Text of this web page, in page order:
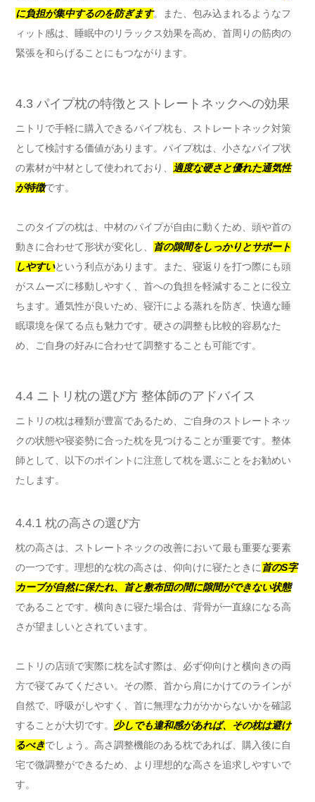
に負担が集中するのを防ぎます。また、包み込まれるようなフ
ィット感は、睡眠中のリラックス効果を高め、首周りの筋肉の
緊張を和らげることにもつながります。
4.3 パイプ枕の特徴とストレートネックへの効果
ニトリで手軽に購入できるパイプ枕も、ストレートネック対策
として検討する価値があります。パイプ枕は、小さなパイプ状
の素材が中材として使われており、
適度な硬さと優れた通気性
が特徴です。
このタイプの枕は、中材のパイプが自由に動くため、頭や首の
動きに合わせて形状が変化し、
首の隙間をしっかりとサポート
しやすいという利点があります。また、寝返りを打つ際にも頭
がスムーズに移動しやすく、首への負担を軽減することに役立
ちます。通気性が良いため、寝汗による蒸れを防ぎ、快適な睡
眠環境を保てる点も魅力です。硬さの調整も比較的容易なた
め、ご自身の好みに合わせて調整することも可能です。
4.4 ニトリ枕の選び方 整体師のアドバイス
ニトリの枕は種類が豊富であるため、ご自身のストレートネッ
クの状態や寝姿勢に合った枕を見つけることが重要です。整体
師として、以下のポイントに注意して枕を選ぶことをお勧めい
たします。
4.4.1 枕の高さの選び方
枕の高さは、ストレートネックの改善において最も重要な要素
の一つです。理想的な枕の高さは、仰向けに寝たときに 首のS字
カーブが自然に保たれ、首と敷布団の間に隙間ができない状態
であることです。横向きに寝た場合は、背骨が一直線になる高
さが望ましいとされています。
ニトリの店頭で実際に枕を試す際は、必ず仰向けと横向きの両
方で寝てみてください。その際、首から肩にかけてのラインが
自然で、呼吸がしやすく、首に無理な力がかからないかを確認
することが大切です。 少しでも違和感があれば、その枕は避け
るべきでしょう。高さ調整機能のある枕であれば、購入後に自
宅で微調整ができるため、より理想的な高さを追求しやすいで
す。